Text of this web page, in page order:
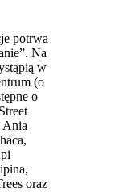
potrwa
Na
w
(o
o
Ania
oraz